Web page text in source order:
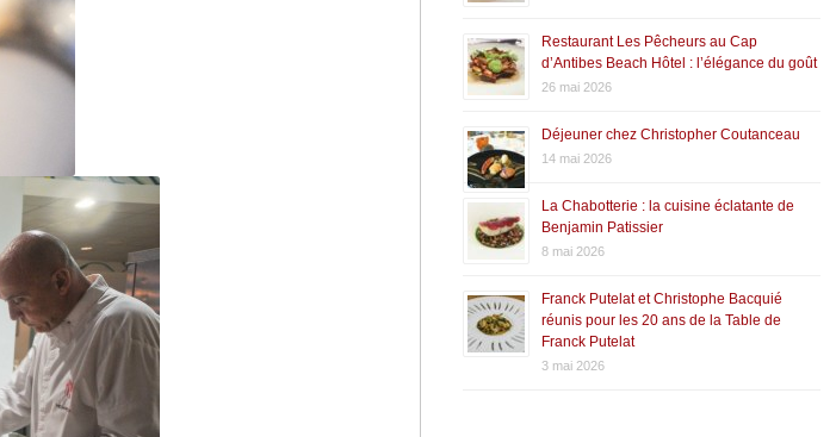
Restaurant Les Pêcheurs au Cap
d’Antibes Beach Hôtel : l’élégance du goût
26 mai 2026
Déjeuner chez Christopher Coutanceau
14 mai 2026
La Chabotterie : la cuisine éclatante de
Benjamin Patissier
8 mai 2026
Franck Putelat et Christophe Bacquié
réunis pour les 20 ans de la Table de
Franck Putelat
3 mai 2026